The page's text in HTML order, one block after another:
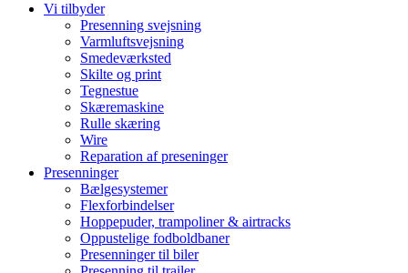
Vi tilbyder
Presenning svejsning
Varmluftsvejsning
Smedeværksted
Skilte og print
Tegnestue
Skæremaskine
Rulle skæring
Wire
Reparation af preseninger
Presenninger
Bælgesystemer
Flexforbindelser
Hoppepuder, trampoliner & airtracks
Oppustelige fodboldbaner
Presenninger til biler